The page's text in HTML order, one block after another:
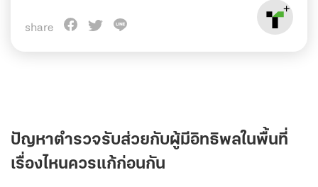
share
ปัญหาตำรวจรับส่วยกับผู้มีอิทธิพลในพื้นที่
เรื่องไหนควรแก้ก่อนกัน